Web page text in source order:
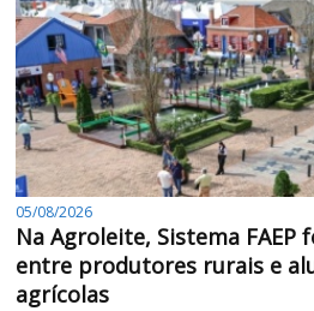
05/08/2026
Na Agroleite, Sistema
entre produtores rurais e
agrícolas